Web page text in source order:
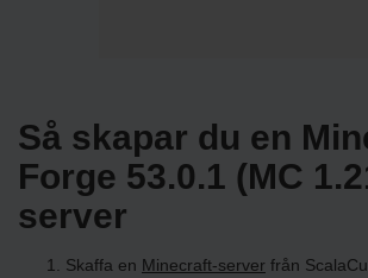
Så skapar du en
Forge 53.0.1 (MC
server
Skaffa en Minecraft-server från